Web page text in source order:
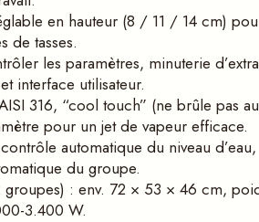
en hauteur (8 / 11 / 14 cm)
de tasses.
les paramètres, minuterie
interface utilisateur.
316, “cool touch” (ne brûle pas au
pour un jet de vapeur efficace.
automatique du niveau d’eau,
du groupe.
groupes) : env. 72 × 53 × 46 cm,
3.400 W.